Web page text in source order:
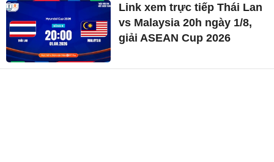
Link xem trực tiếp Thái Lan
vs Malaysia 20h ngày 1/8,
giải ASEAN Cup 2026